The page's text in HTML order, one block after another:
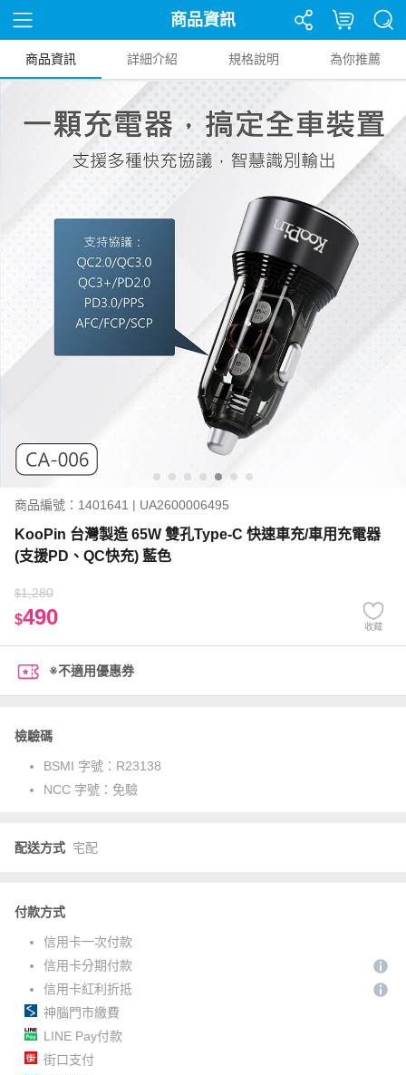
商品資訊
商品資訊 詳細介紹 規格說明 為你推薦
商品編號：1401641 | UA2600006495
KooPin 台灣製造 65W 雙孔Type-C 快速車充/車用充電器
(支援PD、QC快充) 藍色
$1,280
$490 收藏
※不適用優惠券
檢驗碼
BSMI 字號： R23138
NCC 字號： 免驗
配送方式 宅配
付款方式
信用卡一次付款
信用卡分期付款
信用卡紅利折抵
神腦門市繳費
LINE Pay付款
街口支付